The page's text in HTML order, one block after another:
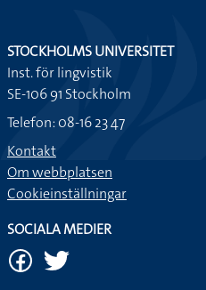
STOCKHOLMS UNIVERSITET
Inst. för lingvistik
SE-106 91 Stockholm
Telefon: 08-16 23 47
Kontakt
Om webbplatsen
Cookieinställningar
SOCIALA MEDIER